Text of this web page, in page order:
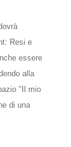
Resi e
essere
alla
"Il mio
di una